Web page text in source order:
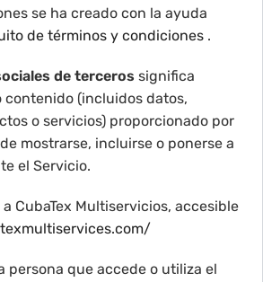
se ha creado con la ayuda
de términos y condiciones .
de terceros significa
(incluidos datos,
o servicios) proporcionado por
mostrarse, incluirse o ponerse a
el Servicio.
CubaTex Multiservicios, accesible
persona que accede o utiliza el